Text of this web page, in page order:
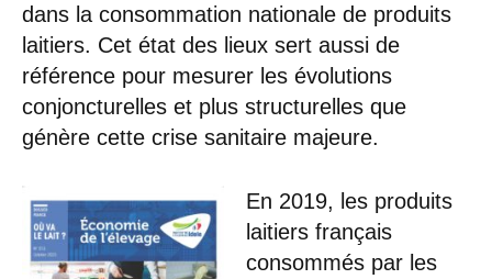
dans la consommation nationale de produits
laitiers. Cet état des lieux sert aussi de
référence pour mesurer les évolutions
conjoncturelles et plus structurelles que
génère cette crise sanitaire majeure.
En 2019, les produits
laitiers français
consommés par les